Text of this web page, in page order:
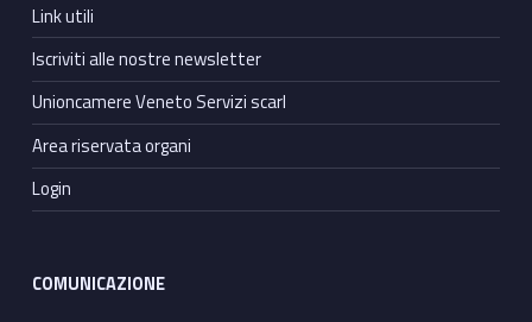
Link utili
Iscriviti alle nostre newsletter
Unioncamere Veneto Servizi scarl
Area riservata organi
Login
COMUNICAZIONE